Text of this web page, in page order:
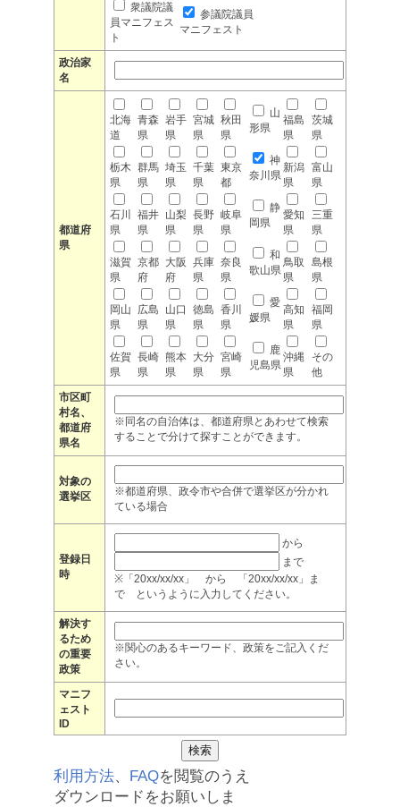
衆議院議
員マニフェス
ト
参議院議員
マニフェスト
政治家
名
都道府
県
北海
道
青森
県
岩手
県
宮城
県
秋田
県
山
形県
福島
県
茨城
県
栃木
県
群馬
県
埼玉
県
千葉
県
東京
都
神
奈川県
新潟
県
富山
県
石川
県
福井
県
山梨
県
長野
県
岐阜
県
静
岡県
愛知
県
三重
県
滋賀
県
京都
府
大阪
府
兵庫
県
奈良
県
和
歌山県
鳥取
県
島根
県
岡山
県
広島
県
山口
県
徳島
県
香川
県
愛
媛県
高知
県
福岡
県
佐賀
県
長崎
県
熊本
県
大分
県
宮崎
県
鹿
児島県
沖縄
県
その
他
市区町
村名、
都道府
県名
※同名の自治体は、都道府県とあわせて検索
することで分けて探すことができます。
対象の
選挙区
※都道府県、政令市や合併で選挙区が分かれ
ている場合
登録日
時
から
まで
※「20xx/xx/xx」 から 「20xx/xx/xx」ま
で というように入力してください。
解決す
るため
の重要
政策
※関心のあるキーワード、政策をご記入くだ
さい。
マニフ
ェスト
ID
利用方法、 FAQを閲覧のうえ
ダウンロードをお願いしま